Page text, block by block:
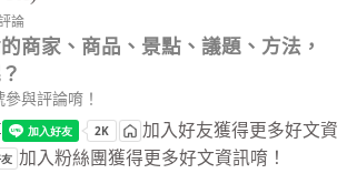
論
商家、商品、景點、議題、方法，
與評論唷！
加入好友獲得更多好文資
加入粉絲團獲得更多好文資訊唷！